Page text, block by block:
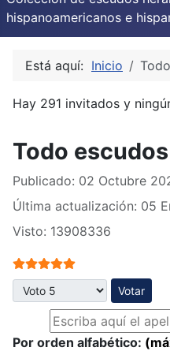
hispanoamericanos e
Está aquí: Inicio
Hay 291 invitados y
Todo escudos
Publicado: 02 Octubre
Última actualización: 05
Visto: 13908336
Ratio:5/5
Por favor, vote
Por orden alfabético: